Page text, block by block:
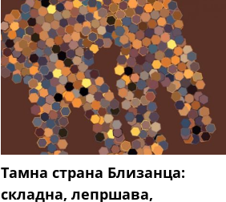
је тешко стећи и одржати основне
друштвене вештине. Ово је грозно јер
су они друштвени алпинисти.
Позитивни Јарци имају тенденцију да
буду нервозни и спријатељи
Тамна страна Близанца:
складна, лепршава,